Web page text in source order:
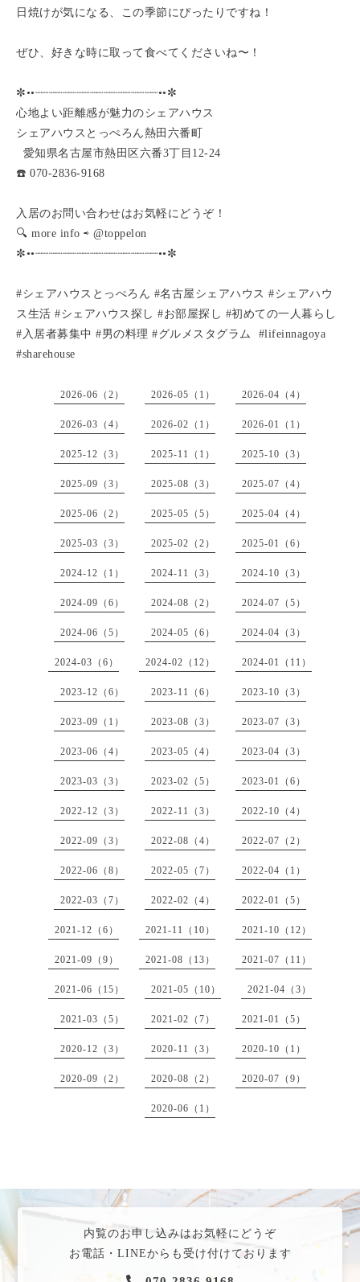
日焼けが気になる、この季節にぴったりですね！
ぜひ、好きな時に取って食べてくださいね〜！
✼••┈┈┈┈┈┈┈┈┈┈┈┈┈┈┈┈┈┈••✼
心地よい距離感が魅力のシェアハウス
シェアハウスとっぺろん熱田六番町
愛知県名古屋市熱田区六番3丁目12-24
☎️ 070-2836-9168
入居のお問い合わせはお気軽にどうぞ！
🔍 more info ⇨ @toppelon
✼••┈┈┈┈┈┈┈┈┈┈┈┈┈┈┈┈┈┈••✼
#シェアハウスとっぺろん #名古屋シェアハウス #シェアハウ
ス生活 #シェアハウス探し #お部屋探し #初めての一人暮らし
#入居者募集中 #男の料理 #グルメスタグラム #lifeinnagoya
#sharehouse
2026-06（2） 2026-05（1） 2026-04（4）
2026-03（4） 2026-02（1） 2026-01（1）
2025-12（3） 2025-11（1） 2025-10（3）
2025-09（3） 2025-08（3） 2025-07（4）
2025-06（2） 2025-05（5） 2025-04（4）
2025-03（3） 2025-02（2） 2025-01（6）
2024-12（1） 2024-11（3） 2024-10（3）
2024-09（6） 2024-08（2） 2024-07（5）
2024-06（5） 2024-05（6） 2024-04（3）
2024-03（6） 2024-02（12） 2024-01（11）
2023-12（6） 2023-11（6） 2023-10（3）
2023-09（1） 2023-08（3） 2023-07（3）
2023-06（4） 2023-05（4） 2023-04（3）
2023-03（3） 2023-02（5） 2023-01（6）
2022-12（3） 2022-11（3） 2022-10（4）
2022-09（3） 2022-08（4） 2022-07（2）
2022-06（8） 2022-05（7） 2022-04（1）
2022-03（7） 2022-02（4） 2022-01（5）
2021-12（6） 2021-11（10） 2021-10（12）
2021-09（9） 2021-08（13） 2021-07（11）
2021-06（15） 2021-05（10） 2021-04（3）
2021-03（5） 2021-02（7） 2021-01（5）
2020-12（3） 2020-11（3） 2020-10（1）
2020-09（2） 2020-08（2） 2020-07（9）
2020-06（1）
内覧のお申し込みはお気軽にどうぞ
お電話・LINEからも受け付けております